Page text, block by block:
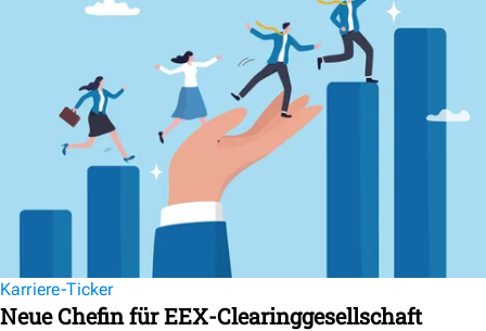
Karriere-Ticker
Neue Chefin für EEX-Clearinggesellschaft